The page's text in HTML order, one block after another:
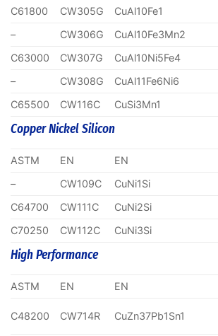
C61800
CW305G CuAl10Fe1
–
CW306G CuAl10Fe3Mn2
C63000
CW307G CuAl10Ni5Fe4
–
CW308G CuAl11Fe6Ni6
C65500
CW116C CuSi3Mn1
Copper Nickel Silicon
ASTM EN EN
–
CW109C CuNi1Si
C64700
CW111C CuNi2Si
C70250
CW112C CuNi3Si
High Performance
ASTM EN EN
C48200 CW714R CuZn37Pb1Sn1